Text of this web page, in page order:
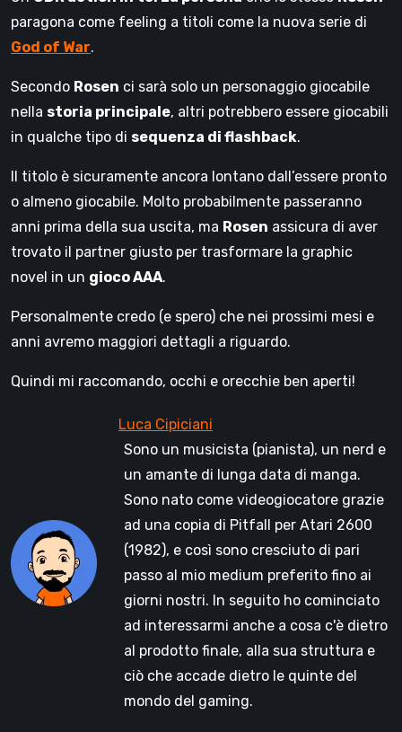
paragona come feeling a titoli come la nuova serie di
God of War.
Secondo Rosen ci sarà solo un personaggio giocabile
nella storia principale, altri potrebbero essere giocabili
in qualche tipo di sequenza di flashback.
Il titolo è sicuramente ancora lontano dall’essere pronto
o almeno giocabile. Molto probabilmente passeranno
anni prima della sua uscita, ma Rosen assicura di aver
trovato il partner giusto per trasformare la graphic
novel in un gioco AAA.
Personalmente credo (e spero) che nei prossimi mesi e
anni avremo maggiori dettagli a riguardo.
Quindi mi raccomando, occhi e orecchie ben aperti!
Sono un musicista (pianista), un nerd e
un amante di lunga data di manga.
Sono nato come videogiocatore grazie
ad una copia di Pitfall per Atari 2600
(1982), e così sono cresciuto di pari
passo al mio medium preferito fino ai
giorni nostri. In seguito ho cominciato
ad interessarmi anche a cosa c'è dietro
al prodotto finale, alla sua struttura e
ciò che accade dietro le quinte del
mondo del gaming.